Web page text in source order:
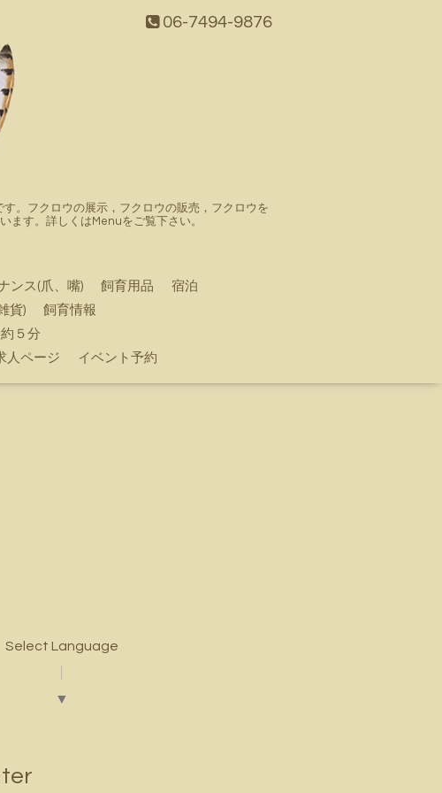
06-7494-9876
。フクロウの展示，フクロウの販売，フクロウを
ます。詳しくはMenuをご覧下さい。
ンス(爪、嘴) 飼育用品
宿泊
貨)
飼育情報
５分
人ページ イベント予約
Select Language
▼